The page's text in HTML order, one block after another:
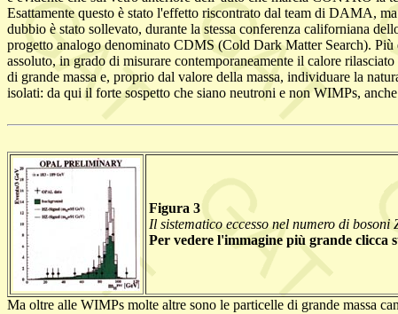
Esattamente questo è stato l'effetto riscontrato dal team di DAMA,
dubbio è stato sollevato, durante la stessa conferenza californiana
progetto analogo denominato CDMS (Cold Dark Matter Search).
assoluto, in grado di misurare contemporaneamente il calore
di grande massa e, proprio dal valore della massa, individuare la
isolati: da qui il forte sospetto che siano neutroni e non WIMPs,
Figura 3
Il sistematico eccesso nel numero di
Per vedere l'immagine più grande clicca
Ma oltre alle WIMPs molte altre sono le particelle di grande massa